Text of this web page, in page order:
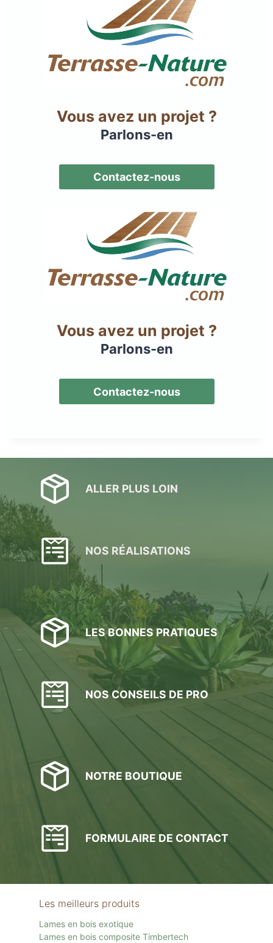
Vous avez un projet ?
Parlons-en
Contactez-nous
Vous avez un projet ?
Parlons-en
Contactez-nous
ALLER PLUS LOIN
NOS RÉALISATIONS
LES BONNES PRATIQUES
NOS CONSEILS DE PRO
NOTRE BOUTIQUE
FORMULAIRE DE CONTACT
Les meilleurs produits
Lames en bois exotique
Lames en bois composite Timbertech